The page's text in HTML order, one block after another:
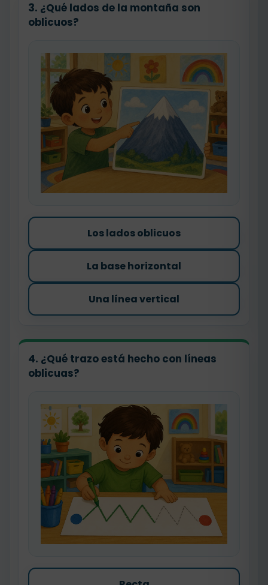
3. ¿Qué lados de la montaña son
oblicuos?
Los lados oblicuos
La base horizontal
Una línea vertical
4. ¿Qué trazo está hecho con líneas
oblicuas?